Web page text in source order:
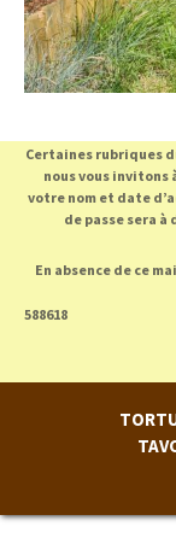
Certaines rubriques
nous vous
votre nom et date
de passe sera
En absence de ce
588618